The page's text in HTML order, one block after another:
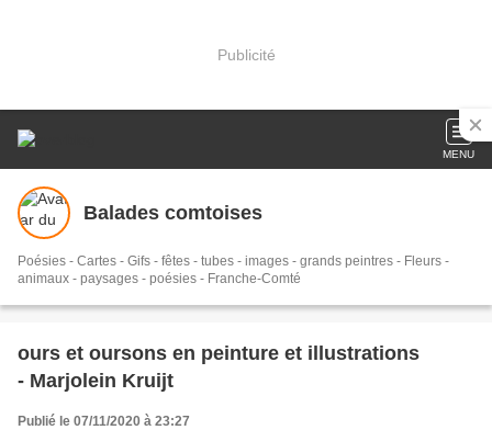
Publicité
MENU
Balades comtoises
Poésies - Cartes - Gifs - fêtes - tubes - images - grands peintres - Fleurs -
animaux - paysages - poésies - Franche-Comté
ours et oursons en peinture et illustrations
- Marjolein Kruijt
Publié le 07/11/2020 à 23:27